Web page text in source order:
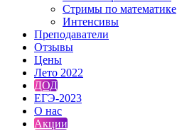
Стримы по математике
Интенсивы
Преподаватели
Отзывы
Цены
Лето 2022
ДОД
ЕГЭ-2023
О нас
Акции